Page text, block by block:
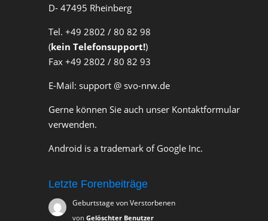
D- 47495 Rheinberg
Tel. +49 2802 / 80 82 98
(kein Telefonsupport!)
Fax +49 2802 / 80 82 93
E-Mail: support @ svo-nrw.de
Gerne können Sie auch unser Kontaktformular
verwenden.
Android is a trademark of Google Inc.
Letzte Forenbeiträge
Geburtstage von Verstorbenen
von Gelöschter Benutzer